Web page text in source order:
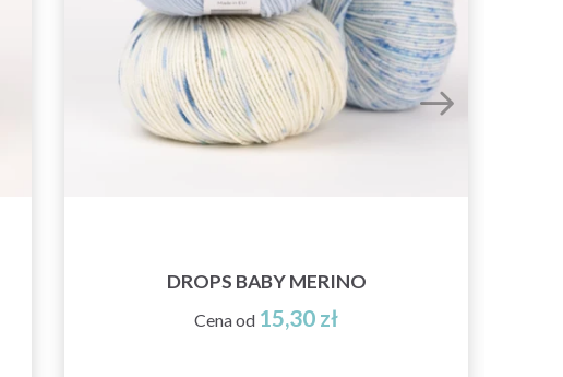
DROPS BABY MERINO
Cena od 15,30 zł